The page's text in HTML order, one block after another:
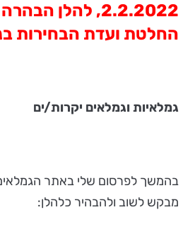
2.2.2022, להלן
החלטת ועדת הבחירות
גמלאיות וגמלאים יקרות/ים
מבקש לשוב ולהבהיר כלהלן: